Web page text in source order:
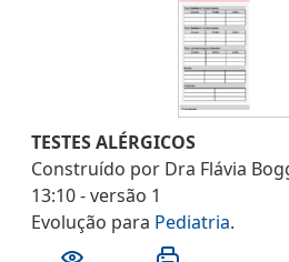
TESTES ALÉRGICOS
Construído por Dra Flávia
13:10- versão 1
Evolução para Pediatria.